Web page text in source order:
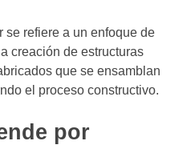
se refiere a un enfoque de
creación de estructuras
que se ensamblan
el proceso constructivo.
por